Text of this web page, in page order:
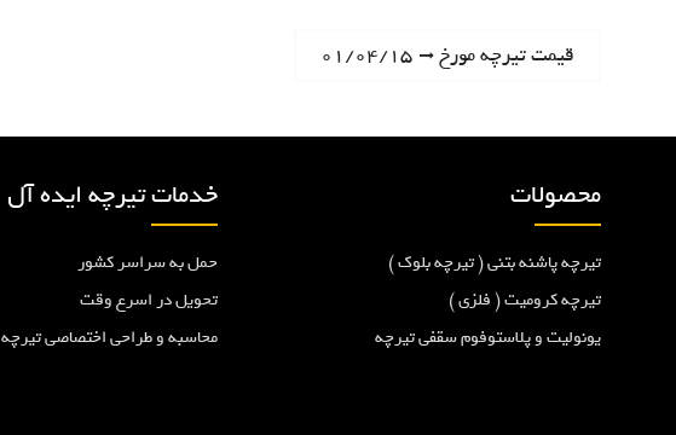
ه
ب
ر
N
t
o
s
t
:
قیمت تیرچه مورخ ۰۱/۰۴/۱۵
خدمات تیرچه ایده آل
حمل به سراسر کشور
تحویل در اسرع وقت
محاسبه و طراحی اختصاصی تیرچه
محصولات
تیرچه پاشنه بتنی ( تیرچه بلوک )
تیرچه کرومیت ( فلزی )
یونولیت و پلاستوفوم سقفی تیرچه